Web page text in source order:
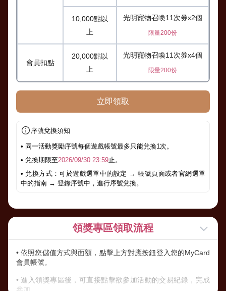
10,000點以
上
光明寵物召喚11次券x2個
限量200份
會員扣點
20,000點以
上
光明寵物召喚11次券x4個
限量200份
立即領取
序號兌換須知
• 同一活動獎勵序號每個遊戲帳號最多只能兌換1次。
• 兌換期限至2026/09/30 23:59止。
• 兌換方式：可於遊戲選單中的設定 → 帳號頁面或者官網選單
中的指南 → 登錄序號中，進行序號兌換。
領獎專區領取流程
• 依照您儲值方式與面額，點擊上方對應按鈕登入您的MyCard
會員帳號。
• 進入領獎專區後，可直接點擊欲參加活動的交易紀錄，完成